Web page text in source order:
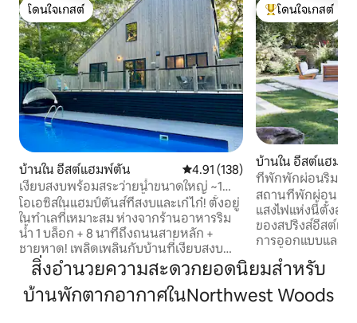
โดนใจเกสต์
โดนใจเกสต์
บ้านใน อีสต์แฮมพ์ตัน คะแนนเฉลี่ย 4.91 จาก 5, 138 รีวิว
4.91 (138)
เงียบสงบพร้อมสระว่ายน้ำขนาดใหญ่ ~1
บล็อกถึงร้านอาหารริมน้ำ
โอเอซิสในแฮมป์ตันส์ที่สงบและเก๋ไก๋! ตั้งอยู่
ในทำเลที่เหมาะสม ห่างจากร้านอาหารริม
น้ำ 1 บล็อก + 8 นาทีถึงถนนสายหลัก +
ชายหาด! เพลิดเพลินกับบ้านที่เงียบสงบ
ล้อมรอบด้วยธรรมชาติ + ความเป็นส่วนตัว
ว่ายน้ำในสระว่ายน้ำของคุณ จุดกองไฟ +
บาร์บีคิวใต้ท้องฟ้าเต็มไปด้วยดวงดาว! สตรี
โดนใจเกสต์ที่สุด
โดนใจเกสต์
บ้านใน อีสต์แฮมพ์
ที่พักพักผ่อนริมอ่าว
สถานที่พักผ่อนสไต
แสงไฟแห่งนี้ตั้งอยู่
ของสปริงส์อีสต์แ
การออกแบบและส
เท่านั้นมีการผสม
ชีวิตอย่างมีสติและ
หรูหราตื่นขึ้นมาพ
ทั้งวันนั่งพักผ่อนริ
สิ่งอำนวยความสะดวกยอดนิยมสำหรับ
บ้านพักตากอากาศในNorthwest Woods